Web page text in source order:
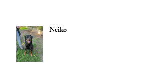
Neiko